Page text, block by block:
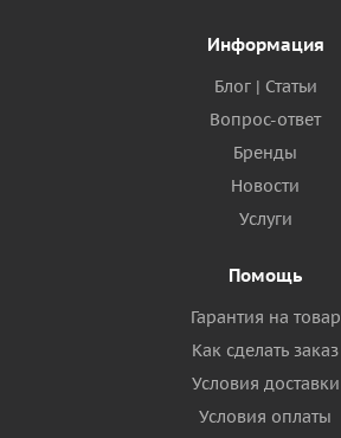
Информация
Блог | Статьи
Вопрос-ответ
Бренды
Новости
Услуги
Помощь
Гарантия на товар
Как сделать заказ
Условия доставки
Условия оплаты